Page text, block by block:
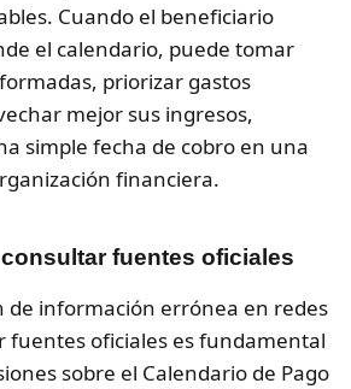
Cuando el beneficiario
el calendario, puede tomar
priorizar gastos
mejor sus ingresos,
simple fecha de cobro en una
financiera.
fuentes oficiales
de información errónea en redes
fuentes oficiales es fundamental
sobre el Calendario de Pago